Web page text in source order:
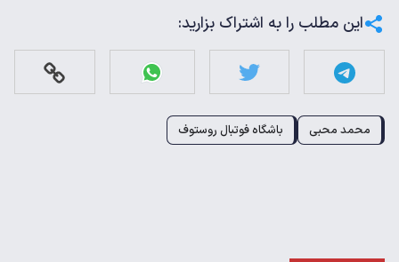
این مطلب را به اشتراک بزارید:
محمد محبی باشگاه فوتبال روستوف